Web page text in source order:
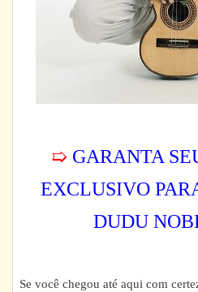
➯ GARANTA
EXCLUSIVO
DUDU
Se você chegou até aqui com